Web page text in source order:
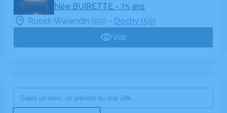
Née BUIRETTE - 75 ans
Roost-Warendin (59) - Dechy (59)
Voir